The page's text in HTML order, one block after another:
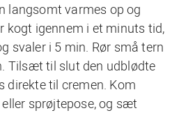
langsomt varmes op og
kogt igennem i et minuts tid,
svaler i 5 min. Rør små tern
Tilsæt til slut den udblødte
direkte til cremen. Kom
sprøjtepose, og sæt